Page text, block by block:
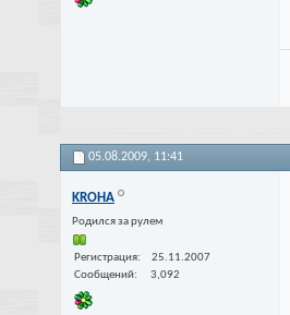
05.08.2009, 11:41
KROHA
Родился за рулем
Регистрация
25.11.2007
Сообщений
3,092